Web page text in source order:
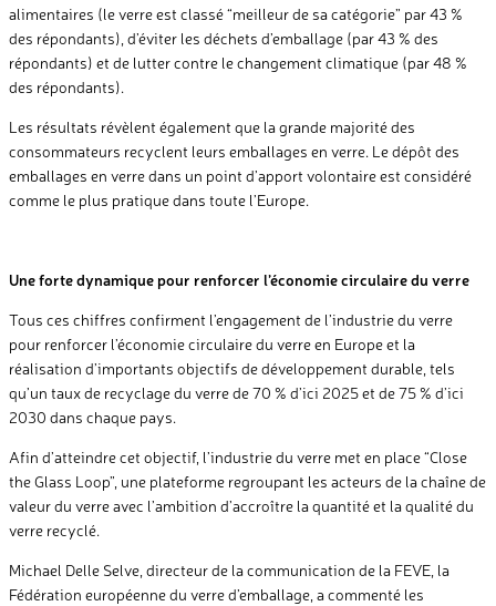
alimentaires (le verre est classé “meilleur de sa catégorie” par 43 %
des répondants), d’éviter les déchets d’emballage (par 43 % des
répondants) et de lutter contre le changement climatique (par 48 %
des répondants).
Les résultats révèlent également que la grande majorité des
consommateurs recyclent leurs emballages en verre. Le dépôt des
emballages en verre dans un point d’apport volontaire est considéré
comme le plus pratique dans toute l’Europe.
Une forte dynamique pour renforcer l’économie circulaire du verre
Tous ces chiffres confirment l’engagement de l’industrie du verre
pour renforcer l’économie circulaire du verre en Europe et la
réalisation d’importants objectifs de développement durable, tels
qu’un taux de recyclage du verre de 70 % d’ici 2025 et de 75 % d’ici
2030 dans chaque pays.
Afin d’atteindre cet objectif, l’industrie du verre met en place “Close
the Glass Loop”, une plateforme regroupant les acteurs de la chaîne de
valeur du verre avec l’ambition d’accroître la quantité et la qualité du
verre recyclé.
Michael Delle Selve, directeur de la communication de la FEVE, la
Fédération européenne du verre d’emballage, a commenté les